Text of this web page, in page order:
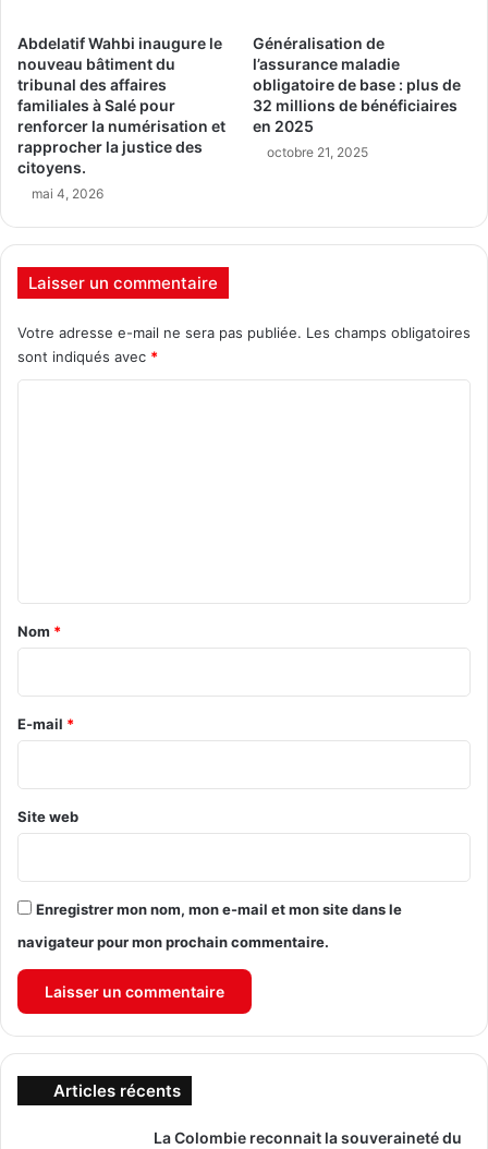
Abdelatif Wahbi inaugure le
nouveau bâtiment du
tribunal des affaires
familiales à Salé pour
renforcer la numérisation et
rapprocher la justice des
citoyens.
mai 4, 2026
Généralisation de
l’assurance maladie
obligatoire de base : plus de
32 millions de bénéficiaires
en 2025
octobre 21, 2025
Laisser un commentaire
Votre adresse e-mail ne sera pas publiée. Les champs obligatoires
sont indiqués avec *
a
r
e
Nom *
E-mail *
Site web
Enregistrer mon nom, mon e-mail et mon site dans le
navigateur pour mon prochain commentaire.
Articles récents
La Colombie reconnait la souveraineté du